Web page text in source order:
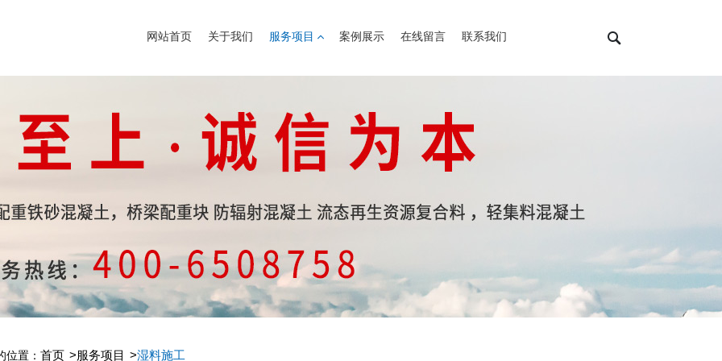
网站首页 关于我们 服务项目 案例展示 在线留言 联系我们
位置： 首页 服务项目 湿料施工